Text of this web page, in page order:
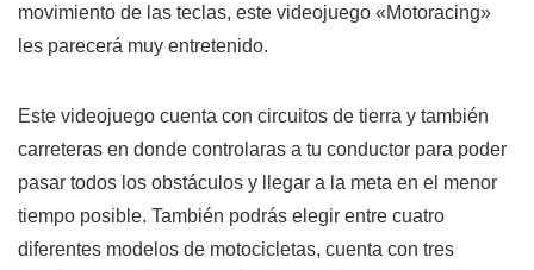
movimiento de las teclas, este videojuego «Motoracing»
les parecerá muy entretenido.
Este videojuego cuenta con circuitos de tierra y también
carreteras en donde controlaras a tu conductor para poder
pasar todos los obstáculos y llegar a la meta en el menor
tiempo posible. También podrás elegir entre cuatro
diferentes modelos de motocicletas, cuenta con tres